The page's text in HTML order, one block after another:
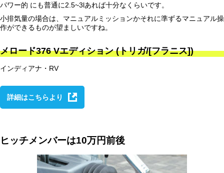
パワー的 にも普通に2.5~3lあれば十分なくらいです。
小排気量の場合は、マニュアルミッションかそれに準ずるマニュアル操
作ができるものが望ましいですね。
メロード376 Vエディション (トリガ/[フラニス])
インディアナ・RV
詳細はこちらより
ヒッチメンバーは10万円前後